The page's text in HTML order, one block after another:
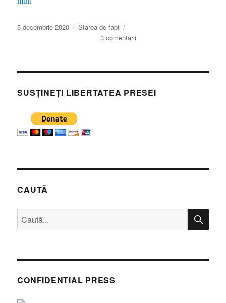
Publicat
5 decembrie 2020 Categorii
Starea de fapt
3 comentarii
Mungiu-
sau
SUSȚINEȚI LIBERTATEA PRESEI
CAUTĂ
Caută
după:
CONFIDENTIAL PRESS